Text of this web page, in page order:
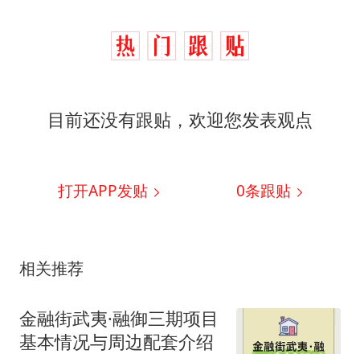
目前还没有跟贴，欢迎您发表观点
打开APP发贴 0条跟贴
相关推荐
金融街武夷·融御三期项目
基本情况与周边配套介绍